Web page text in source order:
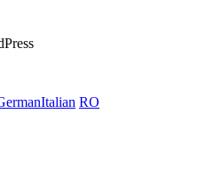
Italian RO